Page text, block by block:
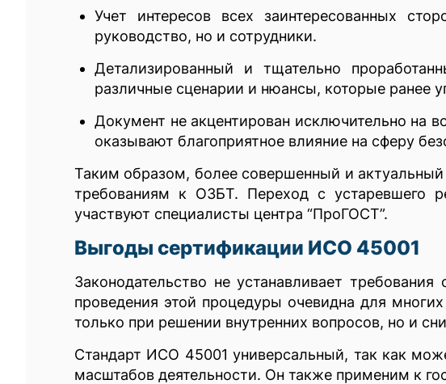
Учет интересов всех заинтересованных
руководство, но и сотрудники.
Детализированный и тщательно
различные сценарии и нюансы, которые ранее
Документ не акцентирован исключительно на
оказывают благоприятное влияние на сферу
Таким образом, более совершенный и
требованиям к ОЗБТ. Переход с устаревшего
участвуют специалисты центра “ПроГОСТ”.
Выгоды сертификации ИСО 45001
Законодательство не устанавливает
проведения этой процедуры очевидна для
только при решении внутренних вопросов, но и
Стандарт ИСО 45001 универсальный, так как
масштабов деятельности. Он также применим к